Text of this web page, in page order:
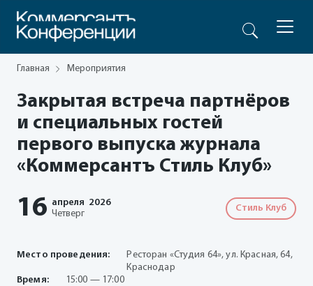
Главная Мероприятия
Закрытая встреча партнёров
и специальных гостей
первого выпуска журнала
«Коммерсантъ Стиль Клуб»
16 апреля 2026
Четверг
Стиль Клуб
Место проведения:
Ресторан «Студия 64», ул. Красная, 64,
Краснодар
Время:
15:00 — 17:00